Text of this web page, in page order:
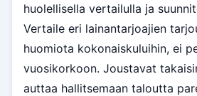
huolellisella vertailulla ja
Vertaile eri lainantarjoajien
huomiota kokonaiskuluihin, ei
vuosikorkoon. Joustavat
auttaa hallitsemaan taloutta